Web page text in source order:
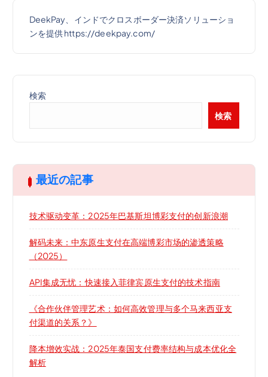
DeekPay、インドでクロスボーダー決済ソリューショ
ンを提供 https://deekpay.com/
検索
検索
最近の記事
技术驱动变革：2025年巴基斯坦博彩支付的创新浪潮
解码未来：中东原生支付在高端博彩市场的渗透策略
（2025）
API集成无忧：快速接入菲律宾原生支付的技术指南
《合作伙伴管理艺术：如何高效管理与多个马来西亚支
付渠道的关系？》
降本增效实战：2025年泰国支付费率结构与成本优化全
解析